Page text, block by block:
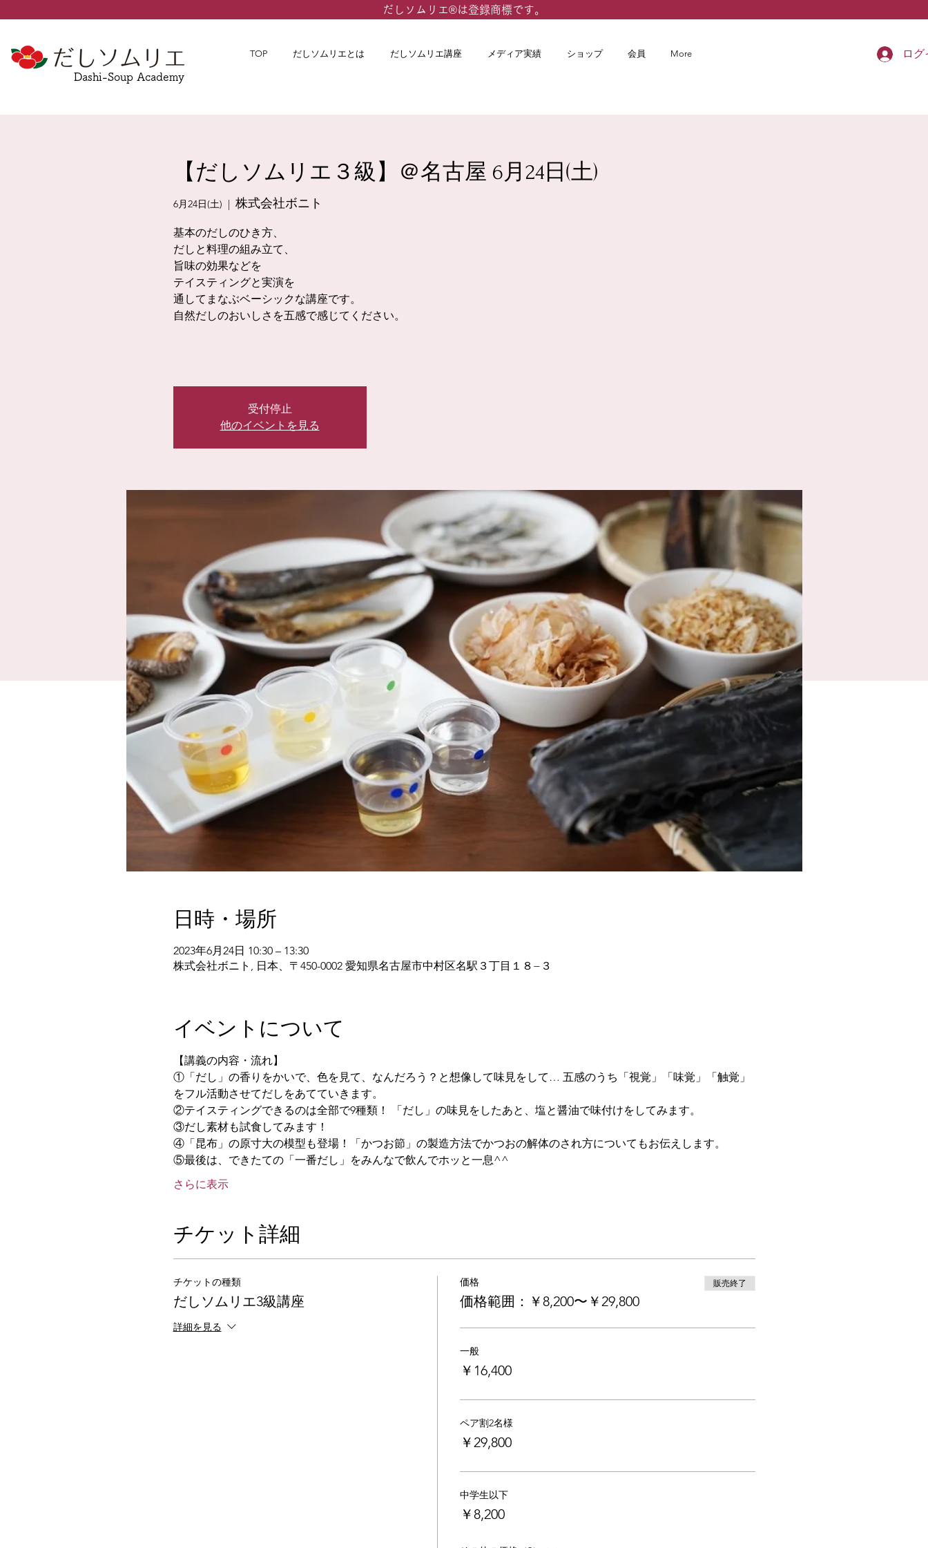
​だしソムリエ®は登録商標です。
Dashi-Soup Academy
TOP だしソムリエとは だしソムリエ講座 メディア実績 ショップ 会員 More ロ
【だしソムリエ３級】＠名古屋 6月24日(土)
6月24日(土)
  |
株式会社ボニト
基本のだしのひき方、
だしと料理の組み立て、
旨味の効果などを
テイスティングと実演を
通してまなぶベーシックな講座です。
自然だしのおいしさを五感で感じてください。
受付停止
他のイベントを見る
日時・場所
2023年6月24日 10:30 – 13:30
株式会社ボニト, 日本、〒450-0002 愛知県名古屋市中村区名駅３丁目１８−３
イベントについて
【講義の内容・流れ】
①「だし」の香りをかいで、色を見て、なんだろう？と想像して味見をして… 五感のうち「視覚」「味覚」「触覚」
をフル活動させてだしをあてていきます。
②テイスティングできるのは全部で9種類！ 「だし」の味見をしたあと、塩と醤油で味付けをしてみます。
③だし素材も試食してみます！
④「昆布」の原寸大の模型も登場！「かつお節」の製造方法でかつおの解体のされ方についてもお伝えします。
⑤最後は、できたての「一番だし」をみんなで飲んでホッと一息^^
さらに表示
チケット詳細
チケットの種類
だしソムリエ3級講座
詳細を見る
価格
価格範囲：￥8,200〜￥29,800
販売終了
一般
￥16,400
ペア割2名様
￥29,800
中学生以下
￥8,200